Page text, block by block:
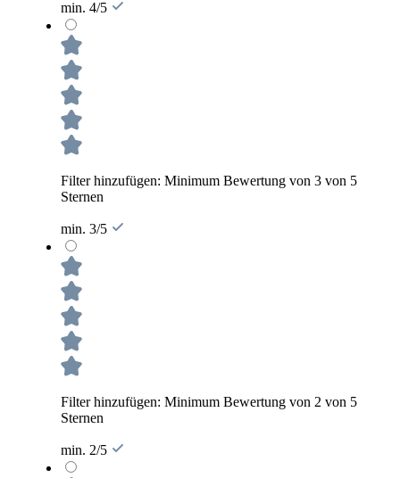
min. 4/5
Filter hinzufügen: Minimum Bewertung von 3 von 5
Sternen
min. 3/5
Filter hinzufügen: Minimum Bewertung von 2 von 5
Sternen
min. 2/5